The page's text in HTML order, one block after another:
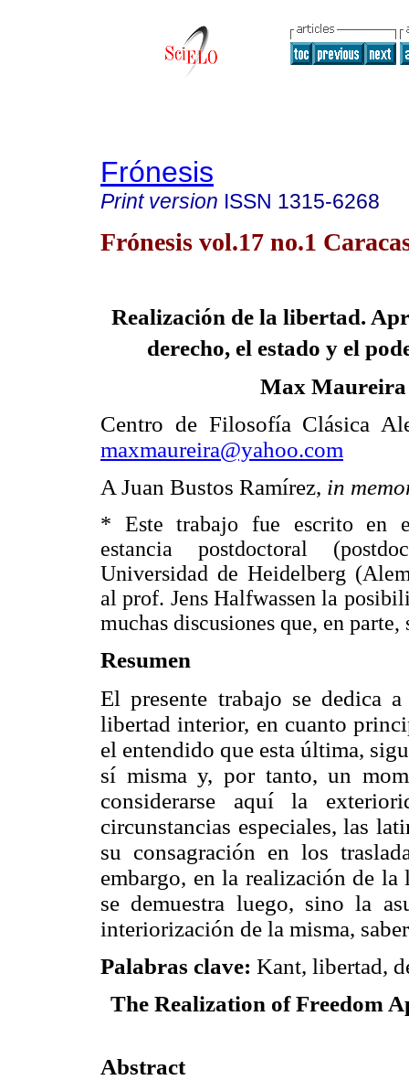
Frónesis
Print version ISSN 1315-6268
Frónesis vol.17 no.1
Realización de la libertad.
derecho, el estado y el
Max Maureira
Centro de Filosofía Clásica
maxmaureira@yahoo.com
A Juan Bustos Ramírez, in
* Este trabajo fue escrito en
estancia postdoctoral
Universidad de Heidelberg
al prof. Jens Halfwassen la
muchas discusiones que, en
Resumen
El presente trabajo se dedica
libertad interior, en cuanto
el entendido que esta última,
sí misma y, por tanto, un
considerarse aquí la
circunstancias especiales, las
su consagración en los
embargo, en la realización de
se demuestra luego, sino la
interiorización de la misma,
Palabras clave: Kant, libertad,
The Realization of Freedom
Abstract